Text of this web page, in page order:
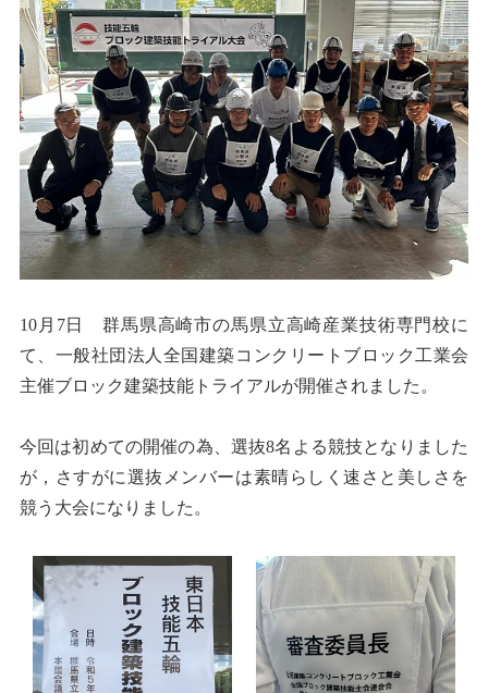
10月7日 群馬県高崎市の馬県立高崎産業技術専門校に
て、一般社団法人全国建築コンクリートブロック工業会
主催ブロック建築技能トライアルが開催されました。
今回は初めての開催の為、選抜8名よる競技となりました
が，さすがに選抜メンバーは素晴らしく速さと美しさを
競う大会になりました。